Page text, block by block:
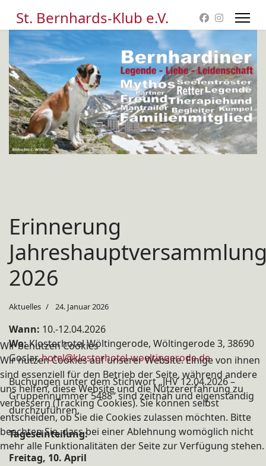
St. Bernhards-Klub e.V.
Erinnerung
2026
Aktuelles 24. Januar 2026
Wann: 10.-12.04.2026
Wo:Klosterhotel Wöltingerode, Wöltingerode 3, 38690
Goslar,hotel@klosterhotel-woeltingerode.de
Buchungen unter dem Stichwort „JHV 12.04.2026 –
Gruppennummer 5488“ sind zeitnah und eigenständig
durchzuführen.
Tageseinteilung:
Freitag, 10. April
Wir benutzen Cookies
Wir nutzen Cookies auf unserer Website. Einige von ihnen
sind essenziell für den Betrieb der Seite, während andere
uns helfen, diese Website und die Nutzererfahrung zu
verbessern (Tracking Cookies). Sie können selbst
entscheiden, ob Sie die Cookies zulassen möchten. Bitte
beachten Sie, dass bei einer Ablehnung womöglich nicht
mehr alle Funktionalitäten der Seite zur Verfügung stehen.